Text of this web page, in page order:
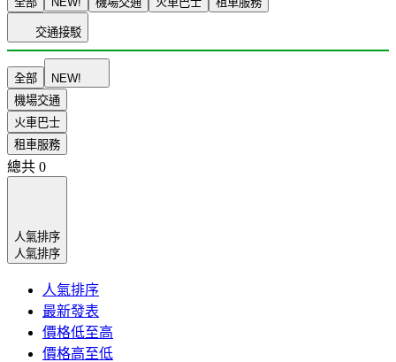
交通接駁
全部
NEW!
機場交通
火車巴士
租車服務
總共 0
人氣排序
人氣排序
人氣排序
最新發表
價格低至高
價格高至低